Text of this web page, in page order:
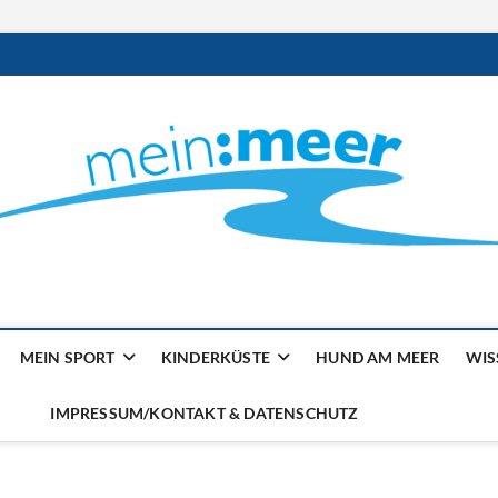
MEIN SPORT KINDERKÜSTE HUND AM MEER
IMPRESSUM/KONTAKT & DATENSCHUTZ